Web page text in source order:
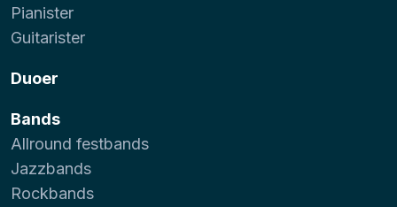
Pianister
Guitarister
Duoer
Bands
Allround festbands
Jazzbands
Rockbands